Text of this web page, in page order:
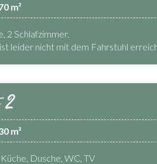
m²
2 Schlafzimmer.
leider nicht mit dem Fahrstuhl
2
m²
Dusche, WC, TV